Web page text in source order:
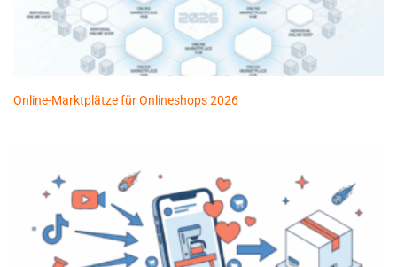
Online-Marktplätze für Onlineshops 2026